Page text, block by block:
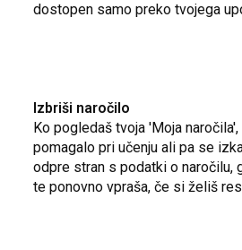
dostopen samo preko tvojega
Izbriši naročilo
Ko pogledaš tvoja 'Moja
pomagalo pri učenju ali pa se
odpre stran s podatki o naročilu,
te ponovno vpraša, če si želiš